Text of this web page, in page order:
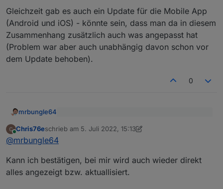
(und sich aus diesem Grund der Statuscode
geändert hat)
Gleichzeit gab es auch ein Update für die Mobile App
(Android und iOS) - könnte sein, dass man da in diesem
Zusammenhang zusätzlich auch was angepasst hat
(Problem war aber auch unabhängig davon schon vor
dem Update behoben).
0
mrbungle64
gerade dabei sind das zu fixen (und sich aus
Das scheint nun auch wirklich der Fall gewesen
zu sein ;)
Ich habe weder im Adapter noch in der Mobile
App nun noch Fehlermeldungen.
Gleichzeit gab es auch ein Update für die Mobile
App (Android und iOS) - könnte sein, dass man
da in diesem Zusammenhang zusätzlich auch was
Online
Chris76eschrieb am 5. Juli 2022, 15:13
zuletzt editiert von Chris76e7. Mai 2022, 17:13
@mrbungle64
Kann ich bestätigen, bei mir wird auch wieder direkt
alles angezeigt bzw. aktuallisiert.